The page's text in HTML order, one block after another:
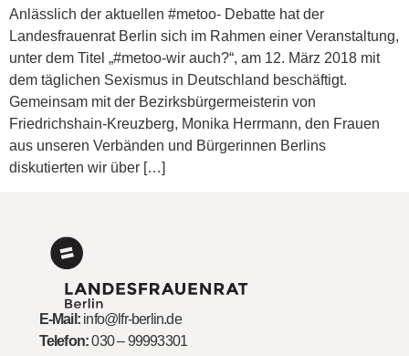
Anlässlich der aktuellen #metoo- Debatte hat der
Landesfrauenrat Berlin sich im Rahmen einer Veranstaltung,
unter dem Titel „#metoo-wir auch?“, am 12. März 2018 mit
dem täglichen Sexismus in Deutschland beschäftigt.
Gemeinsam mit der Bezirksbürgermeisterin von
Friedrichshain-Kreuzberg, Monika Herrmann, den Frauen
aus unseren Verbänden und Bürgerinnen Berlins
diskutierten wir über […]
E-Mail:info@lfr-berlin.de
Telefon:030 – 99993301